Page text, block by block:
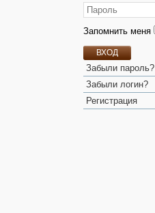
Запомнить меня
ВХОД
Забыли пароль?
Забыли логин?
Регистрация